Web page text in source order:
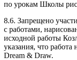
по урокам Школы
8.6. Запрещено
с работами,
исходной работы
указания, что
Dream & Draw.